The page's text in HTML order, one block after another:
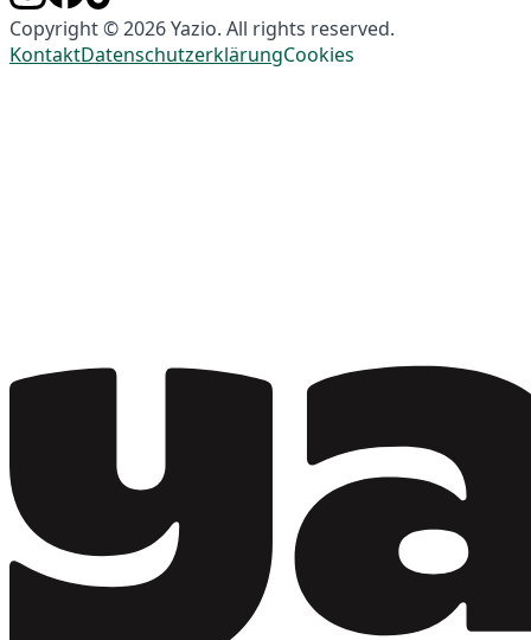
Copyright © 2026 Yazio. All rights reserved.
KontaktDatenschutzerklärungCookies